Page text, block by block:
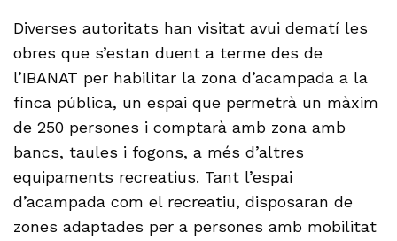
Diverses autoritats han visitat avui dematí les
obres que s’estan duent a terme des de
l’IBANAT per habilitar la zona d’acampada a la
finca pública, un espai que permetrà un màxim
de 250 persones i comptarà amb zona amb
bancs, taules i fogons, a més d’altres
equipaments recreatius. Tant l’espai
d’acampada com el recreatiu, disposaran de
zones adaptades per a persones amb mobilitat